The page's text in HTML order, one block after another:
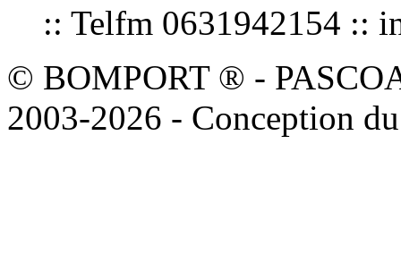
:: Telfm 0631942154 ::
© BOMPORT ® -
2003-2026 - Conception